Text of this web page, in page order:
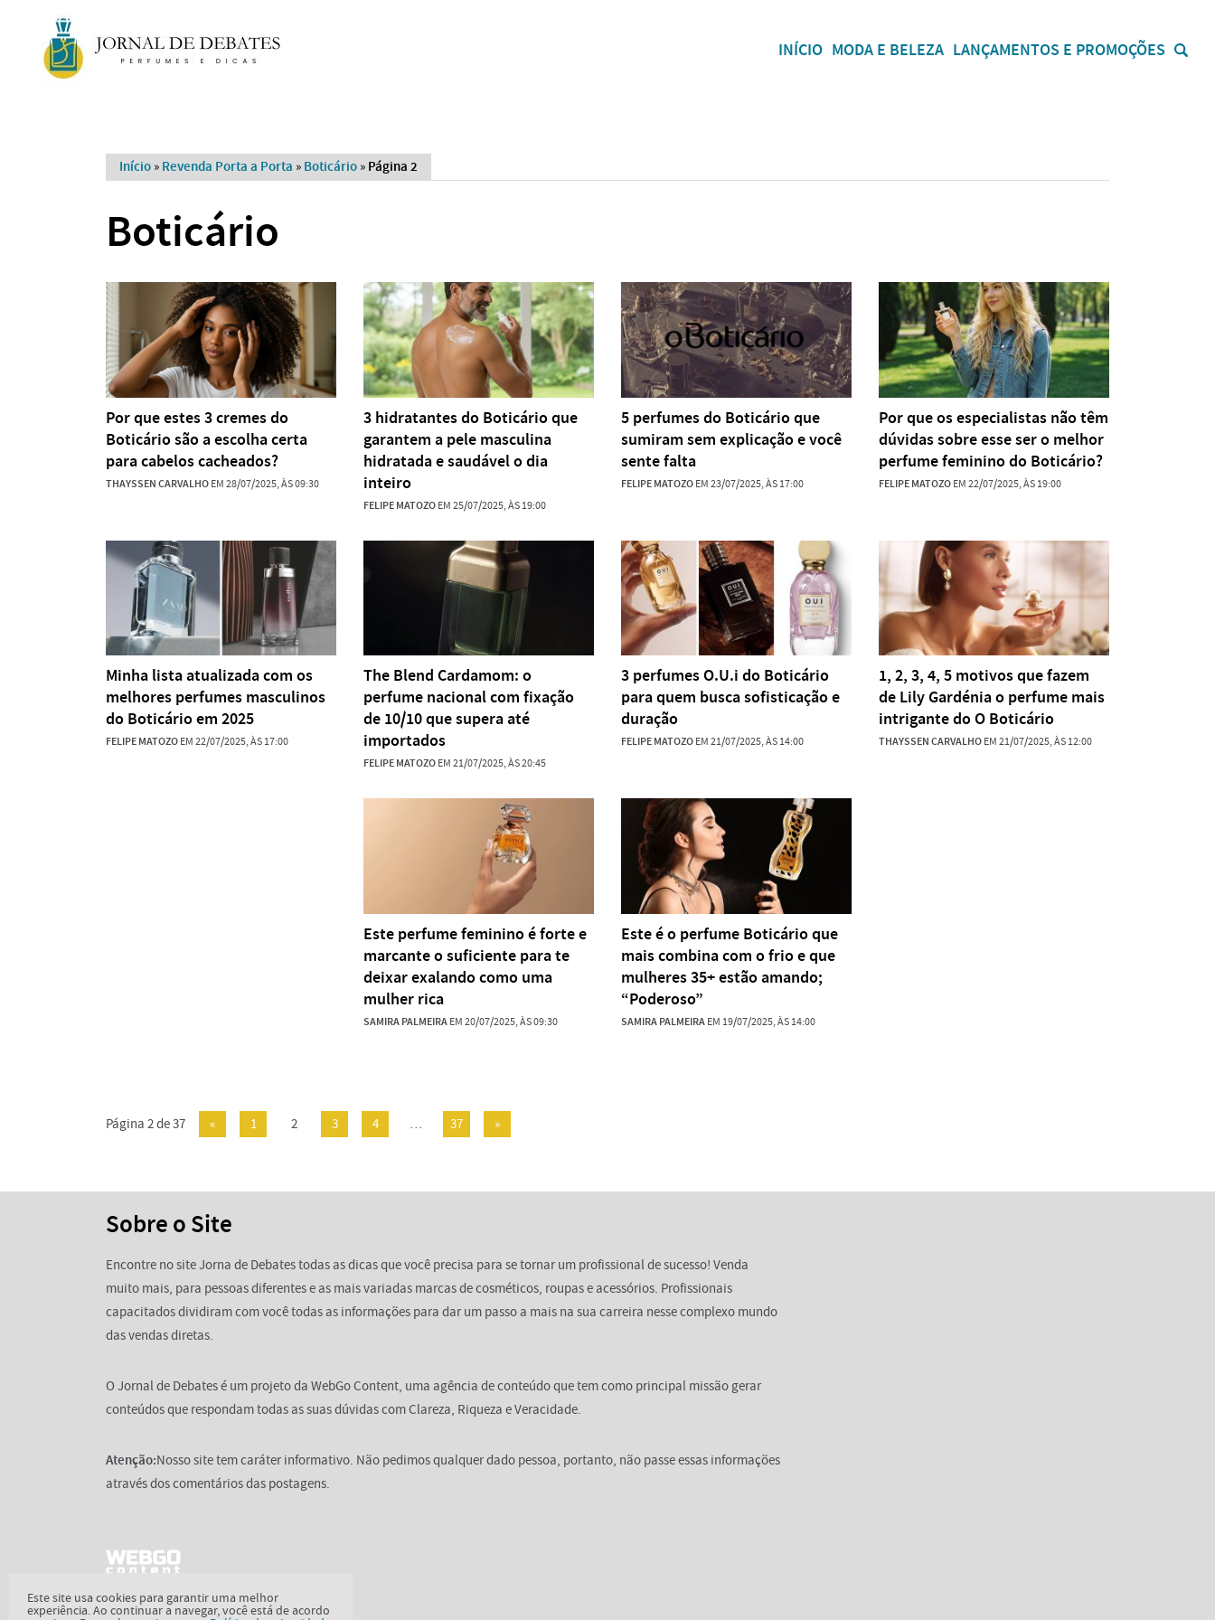
INÍCIO MODA E BELEZA LANÇAMENTOS E PROMOÇÕES
Início » Revenda Porta a Porta » Boticário » Página 2
Boticário
Por que estes 3 cremes do
Boticário são a escolha certa
para cabelos cacheados?
THAYSSEN CARVALHOEM 28/07/2025, ÀS 09:30
3 hidratantes do Boticário que
garantem a pele masculina
hidratada e saudável o dia
inteiro
FELIPE MATOZOEM 25/07/2025, ÀS 19:00
5 perfumes do Boticário que
sumiram sem explicação e você
sente falta
FELIPE MATOZOEM 23/07/2025, ÀS 17:00
Por que os especialistas não têm
dúvidas sobre esse ser o melhor
perfume feminino do Boticário?
FELIPE MATOZOEM 22/07/2025, ÀS 19:00
Minha lista atualizada com os
melhores perfumes masculinos
do Boticário em 2025
FELIPE MATOZOEM 22/07/2025, ÀS 17:00
The Blend Cardamom: o
perfume nacional com fixação
de 10/10 que supera até
importados
FELIPE MATOZOEM 21/07/2025, ÀS 20:45
3 perfumes O.U.i do Boticário
para quem busca sofisticação e
duração
FELIPE MATOZOEM 21/07/2025, ÀS 14:00
1, 2, 3, 4, 5 motivos que fazem
de Lily Gardénia o perfume mais
intrigante do O Boticário
THAYSSEN CARVALHOEM 21/07/2025, ÀS 12:00
Este perfume feminino é forte e
marcante o suficiente para te
deixar exalando como uma
mulher rica
SAMIRA PALMEIRAEM 20/07/2025, ÀS 09:30
Este é o perfume Boticário que
mais combina com o frio e que
mulheres 35+ estão amando;
“Poderoso”
SAMIRA PALMEIRAEM 19/07/2025, ÀS 14:00
Página 2 de 37 « 1 2 3 4 … 37 »
Sobre o Site
Encontre no site Jorna de Debates todas as dicas que você precisa para se tornar um profissional de sucesso! Venda
muito mais, para pessoas diferentes e as mais variadas marcas de cosméticos, roupas e acessórios. Profissionais
capacitados dividiram com você todas as informações para dar um passo a mais na sua carreira nesse complexo mundo
das vendas diretas.
O Jornal de Debates é um projeto da WebGo Content, uma agência de conteúdo que tem como principal missão gerar
conteúdos que respondam todas as suas dúvidas com Clareza, Riqueza e Veracidade.
Atenção:Nosso site tem caráter informativo. Não pedimos qualquer dado pessoa, portanto, não passe essas informações
através dos comentários das postagens.
Este site usa cookies para garantir uma melhor
experiência. Ao continuar a navegar, você está de acordo